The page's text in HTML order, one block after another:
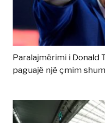
Paralajmërimi i Donald
paguajë një çmim